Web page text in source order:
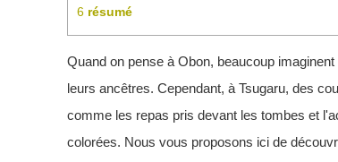
6résumé
Quand on pense à Obon, beaucoup
leurs ancêtres. Cependant, à Tsugaru, des
comme les repas pris devant les tombes et
colorées. Nous vous proposons ici de